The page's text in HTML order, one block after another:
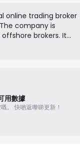
online trading broker
company is
brokers. It
foreign
用數據
。 快啲返嚟睇更新！